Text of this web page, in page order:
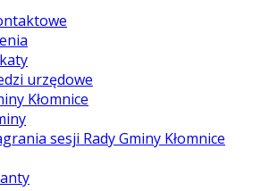
urzędowe
Kłomnice
sesji Rady Gminy Kłomnice